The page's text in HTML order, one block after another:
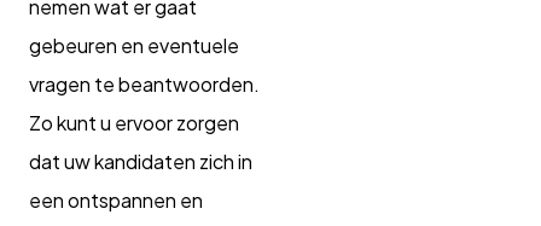
nemen wat er gaat
gebeuren en eventuele
vragen te beantwoorden.
Zo kunt u ervoor zorgen
dat uw kandidaten zich in
een ontspannen en